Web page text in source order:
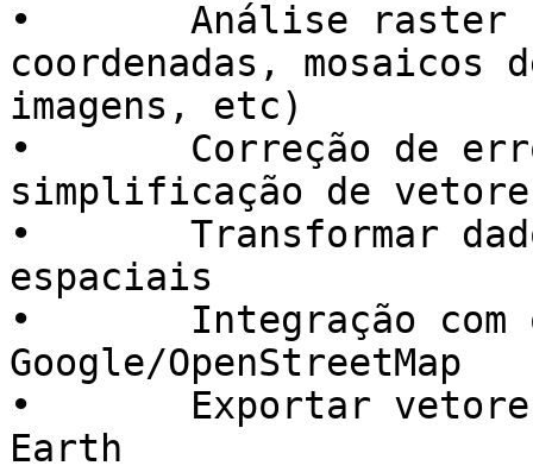
•	Análise raster (recortes, transformação de
coordenadas, mosaicos
imagens, etc)
•	Correção de erros topológicos e
simplificação de
•	Transformar dados tabelares em dados
espaciais
•	Integração com os mapas de
Google/OpenStreetMap
•	Exportar vetores diretamente para Google
Earth